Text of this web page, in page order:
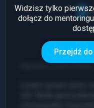
Widzisz tylko
dołącz do
Przejdź